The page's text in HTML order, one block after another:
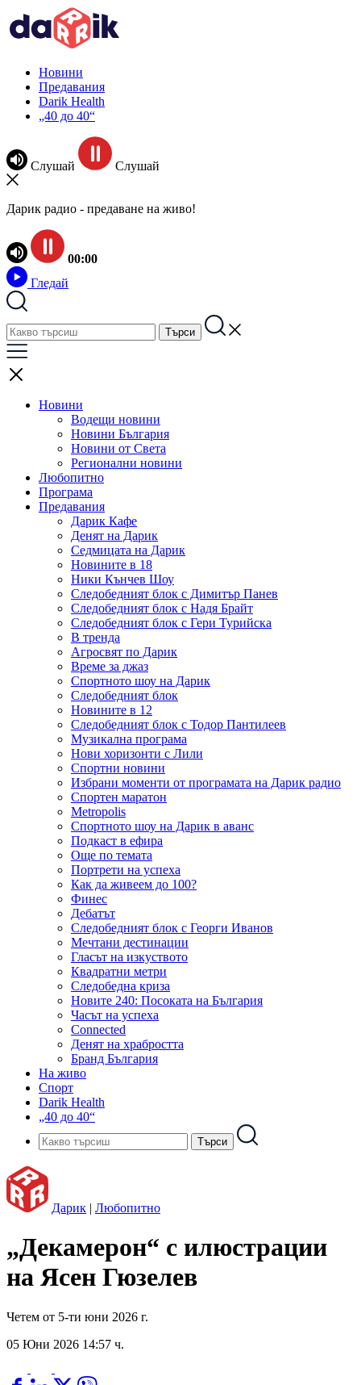
Новини
Предавания
Darik Health
„40 до 40“
Слушай Слушай
Дарик радио - предаване на живо!
00:00
Гледай
Новини
Водещи новини
Новини България
Новини от Света
Регионални новини
Любопитно
Програма
Предавания
Дарик Кафе
Денят на Дарик
Седмицата на Дарик
Новините в 18
Ники Кънчев Шоу
Следобедният блок с Димитър Панев
Следобедният блок с Надя Брайт
Следобедният блок с Гери Турийска
В тренда
Агросвят по Дарик
Време за джаз
Спортното шоу на Дарик
Следобедният блок
Новините в 12
Следобедният блок с Тодор Пантилеев
Музикална програма
Нови хоризонти с Лили
Спортни новини
Избрани моменти от програмата на Дарик радио
Спортен маратон
Metropolis
Спортното шоу на Дарик в аванс
Подкаст в ефира
Още по темата
Портрети на успеха
Как да живеем до 100?
Финес
Дебатът
Следобедният блок с Георги Иванов
Мечтани дестинации
Гласът на изкуството
Квадратни метри
Следобедна криза
Новите 240: Посоката на България
Часът на успеха
Connected
Денят на храбростта
Бранд България
На живо
Спорт
Darik Health
„40 до 40“
Дарик | Любопитно
„Декамерон“ с илюстрации
на Ясен Гюзелев
Четем от 5-ти юни 2026 г.
05 Юни 2026 14:57 ч.